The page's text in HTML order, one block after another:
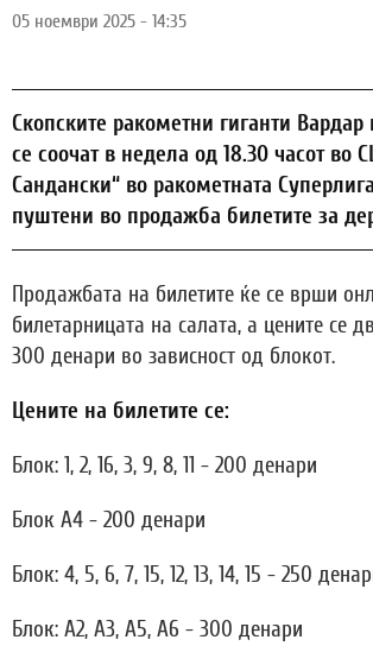
05 ноември 2025 - 14:35
Скопските ракометни гиганти
се соочат в недела од 18.30 часот во
Сандански“ во ракометната
пуштени во продажба билетите за
Продажбата на билетите ќе се врши
билетарницата на салата, а цените се
300 денари во зависност од блокот.
Цените на билетите се:
Блок: 1, 2, 16, 3, 9, 8, 11 - 200 денари
Блок А4 - 200 денари
Блок: 4, 5, 6, 7, 15, 12, 13, 14, 15 - 250
Блок: A2, A3, A5, A6 - 300 денари